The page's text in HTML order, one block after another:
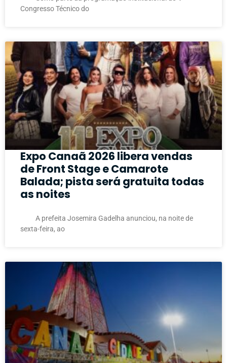
Congresso Técnico do
Expo Canaã 2026 libera vendas
de Front Stage e Camarote
Balada; pista será gratuita todas
as noites
A prefeita Josemira Gadelha anunciou, na noite de
sexta-feira, ao